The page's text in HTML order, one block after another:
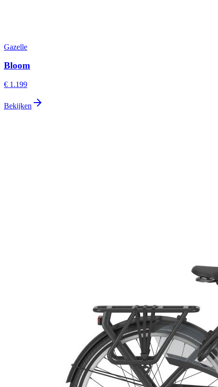
Gazelle
Bloom
€ 1.199
Bekijken